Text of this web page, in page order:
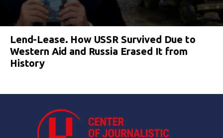
Lend-Lease. How USSR Survived Due to
Western Aid and Russia Erased It from
History